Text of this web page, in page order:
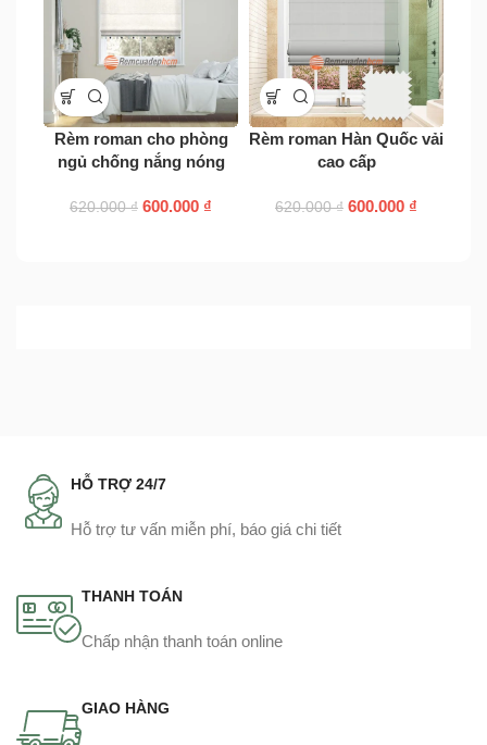
Rèm roman cho phòng
ngủ chống nắng nóng
620.000₫ 600.000 ₫
Rèm roman Hàn Quốc vải
cao cấp
620.000₫ 600.000 ₫
HỖ TRỢ 24/7
Hỗ trợ tư vấn miễn phí, báo giá chi tiết
THANH TOÁN
Chấp nhận thanh toán online
GIAO HÀNG